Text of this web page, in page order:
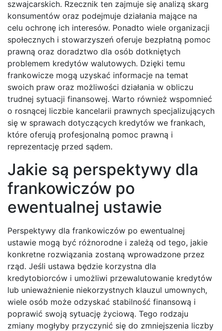
szwajcarskich. Rzecznik ten zajmuje się analizą skarg
konsumentów oraz podejmuje działania mające na
celu ochronę ich interesów. Ponadto wiele organizacji
społecznych i stowarzyszeń oferuje bezpłatną pomoc
prawną oraz doradztwo dla osób dotkniętych
problemem kredytów walutowych. Dzięki temu
frankowicze mogą uzyskać informacje na temat
swoich praw oraz możliwości działania w obliczu
trudnej sytuacji finansowej. Warto również wspomnieć
o rosnącej liczbie kancelarii prawnych specjalizujących
się w sprawach dotyczących kredytów we frankach,
które oferują profesjonalną pomoc prawną i
reprezentację przed sądem.
Jakie są perspektywy dla
frankowiczów po
ewentualnej ustawie
Perspektywy dla frankowiczów po ewentualnej
ustawie mogą być różnorodne i zależą od tego, jakie
konkretne rozwiązania zostaną wprowadzone przez
rząd. Jeśli ustawa będzie korzystna dla
kredytobiorców i umożliwi przewalutowanie kredytów
lub unieważnienie niekorzystnych klauzul umownych,
wiele osób może odzyskać stabilność finansową i
poprawić swoją sytuację życiową. Tego rodzaju
zmiany mogłyby przyczynić się do zmniejszenia liczby